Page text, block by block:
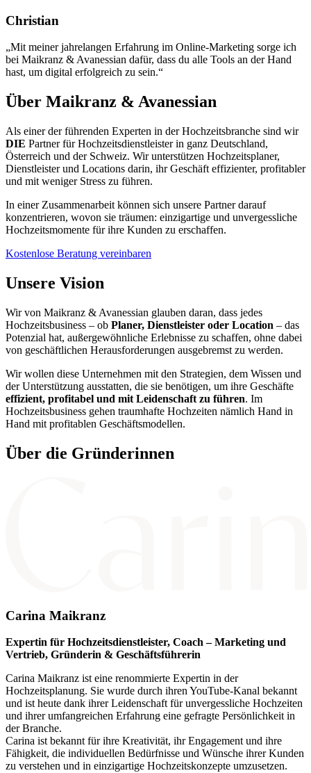
Christian
„Mit meiner jahrelangen Erfahrung im Online-Marketing sorge ich
bei Maikranz & Avanessian dafür, dass du alle Tools an der Hand
hast, um digital erfolgreich zu sein.“
Über Maikranz & Avanessian
Als einer der führenden Experten in der Hochzeitsbranche sind wir
DIE Partner für Hochzeitsdienstleister in ganz Deutschland,
Österreich und der Schweiz. Wir unterstützen Hochzeitsplaner,
Dienstleister und Locations darin, ihr Geschäft effizienter, profitabler
und mit weniger Stress zu führen.
In einer Zusammenarbeit können sich unsere Partner darauf
konzentrieren, wovon sie träumen: einzigartige und unvergessliche
Hochzeitsmomente für ihre Kunden zu erschaffen.
Kostenlose Beratung vereinbaren
Unsere Vision
Wir von Maikranz & Avanessian glauben daran, dass jedes
Hochzeitsbusiness – ob Planer, Dienstleister oder Location – das
Potenzial hat, außergewöhnliche Erlebnisse zu schaffen, ohne dabei
von geschäftlichen Herausforderungen ausgebremst zu werden.
Wir wollen diese Unternehmen mit den Strategien, dem Wissen und
der Unterstützung ausstatten, die sie benötigen, um ihre Geschäfte
effizient, profitabel und mit Leidenschaft zu führen. Im
Hochzeitsbusiness gehen traumhafte Hochzeiten nämlich Hand in
Hand mit profitablen Geschäftsmodellen.
Über die Gründerinnen
Carina Maikranz
Expertin für Hochzeitsdienstleister, Coach – Marketing und
Vertrieb, Gründerin & Geschäftsführerin
Carina Maikranz ist eine renommierte Expertin in der
Hochzeitsplanung. Sie wurde durch ihren YouTube-Kanal bekannt
und ist heute dank ihrer Leidenschaft für unvergessliche Hochzeiten
und ihrer umfangreichen Erfahrung eine gefragte Persönlichkeit in
der Branche.
Carina ist bekannt für ihre Kreativität, ihr Engagement und ihre
Fähigkeit, die individuellen Bedürfnisse und Wünsche ihrer Kunden
zu verstehen und in einzigartige Hochzeitskonzepte umzusetzen.